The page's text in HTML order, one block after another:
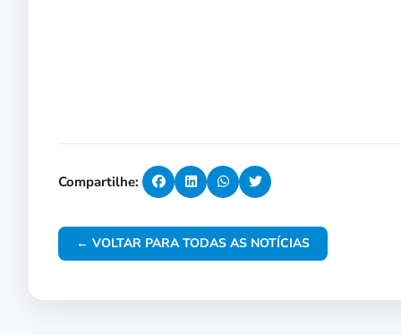
Compartilhe:
← VOLTAR PARA TODAS AS NOTÍCIAS